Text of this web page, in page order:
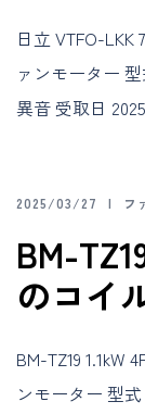
日立 VTFO-LKK
ァンモーター
異音 受取日
2025/03/27 フ
BM-
のコイ
BM-TZ19 1.1kW
ンモーター 型式